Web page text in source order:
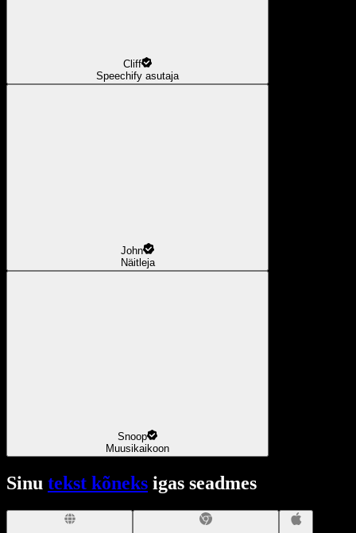
Cliff
Speechify asutaja
John
Näitleja
Snoop
Muusikaikoon
Sinu tekst kõneks igas seadmes